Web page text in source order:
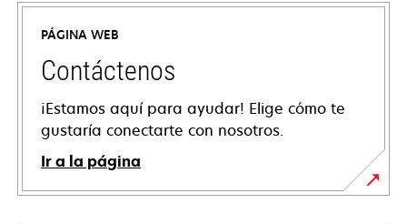
PÁGINA WEB
Contáctenos
¡Estamos aquí para ayudar! Elige cómo te
gustaría conectarte con nosotros.
Ir a la página